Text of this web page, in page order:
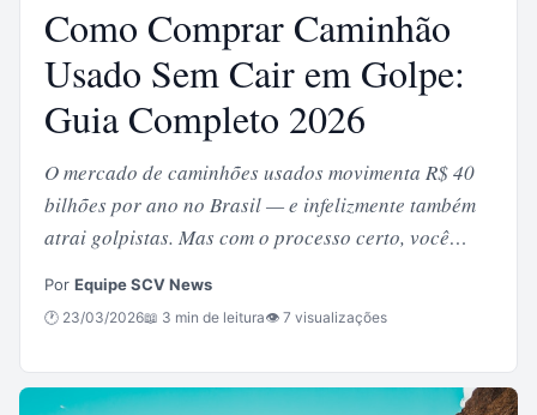
Como Comprar Caminhão
Usado Sem Cair em Golpe:
Guia Completo 2026
O mercado de caminhões usados movimenta R$ 40
bilhões por ano no Brasil — e infelizmente também
atrai golpistas. Mas com o processo certo, você…
Por Equipe SCV News
🕐 23/03/2026📖 3 min de leitura👁 7 visualizações